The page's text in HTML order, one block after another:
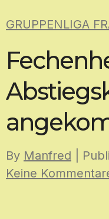
toGRUPPENLIGA
By Manfred |
Keine